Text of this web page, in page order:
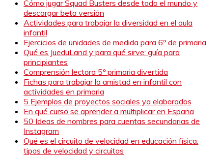
Cómo jugar Squad Busters desde todo el mundo y
descargar beta versión
Actividades para trabajar la diversidad en el aula
infantil
Ejercicios de unidades de medida para 6º de primaria
Qué es JueduLand y para qué sirve: guía para
principiantes
Comprensión lectora 5º primaria divertida
Fichas para trabajar la amistad en infantil con
actividades en primaria
5 Ejemplos de proyectos sociales ya elaborados
En qué curso se aprender a multiplicar en España
50 Ideas de nombres para cuentas secundarias de
Instagram
Qué es el circuito de velocidad en educación física:
tipos de velocidad y circuitos